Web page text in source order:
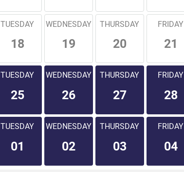
TUESDAY
18
WEDNESDAY
19
THURSDAY
20
FRIDAY
21
TUESDAY
25
WEDNESDAY
26
THURSDAY
27
FRIDAY
28
TUESDAY
01
WEDNESDAY
02
THURSDAY
03
FRIDAY
04